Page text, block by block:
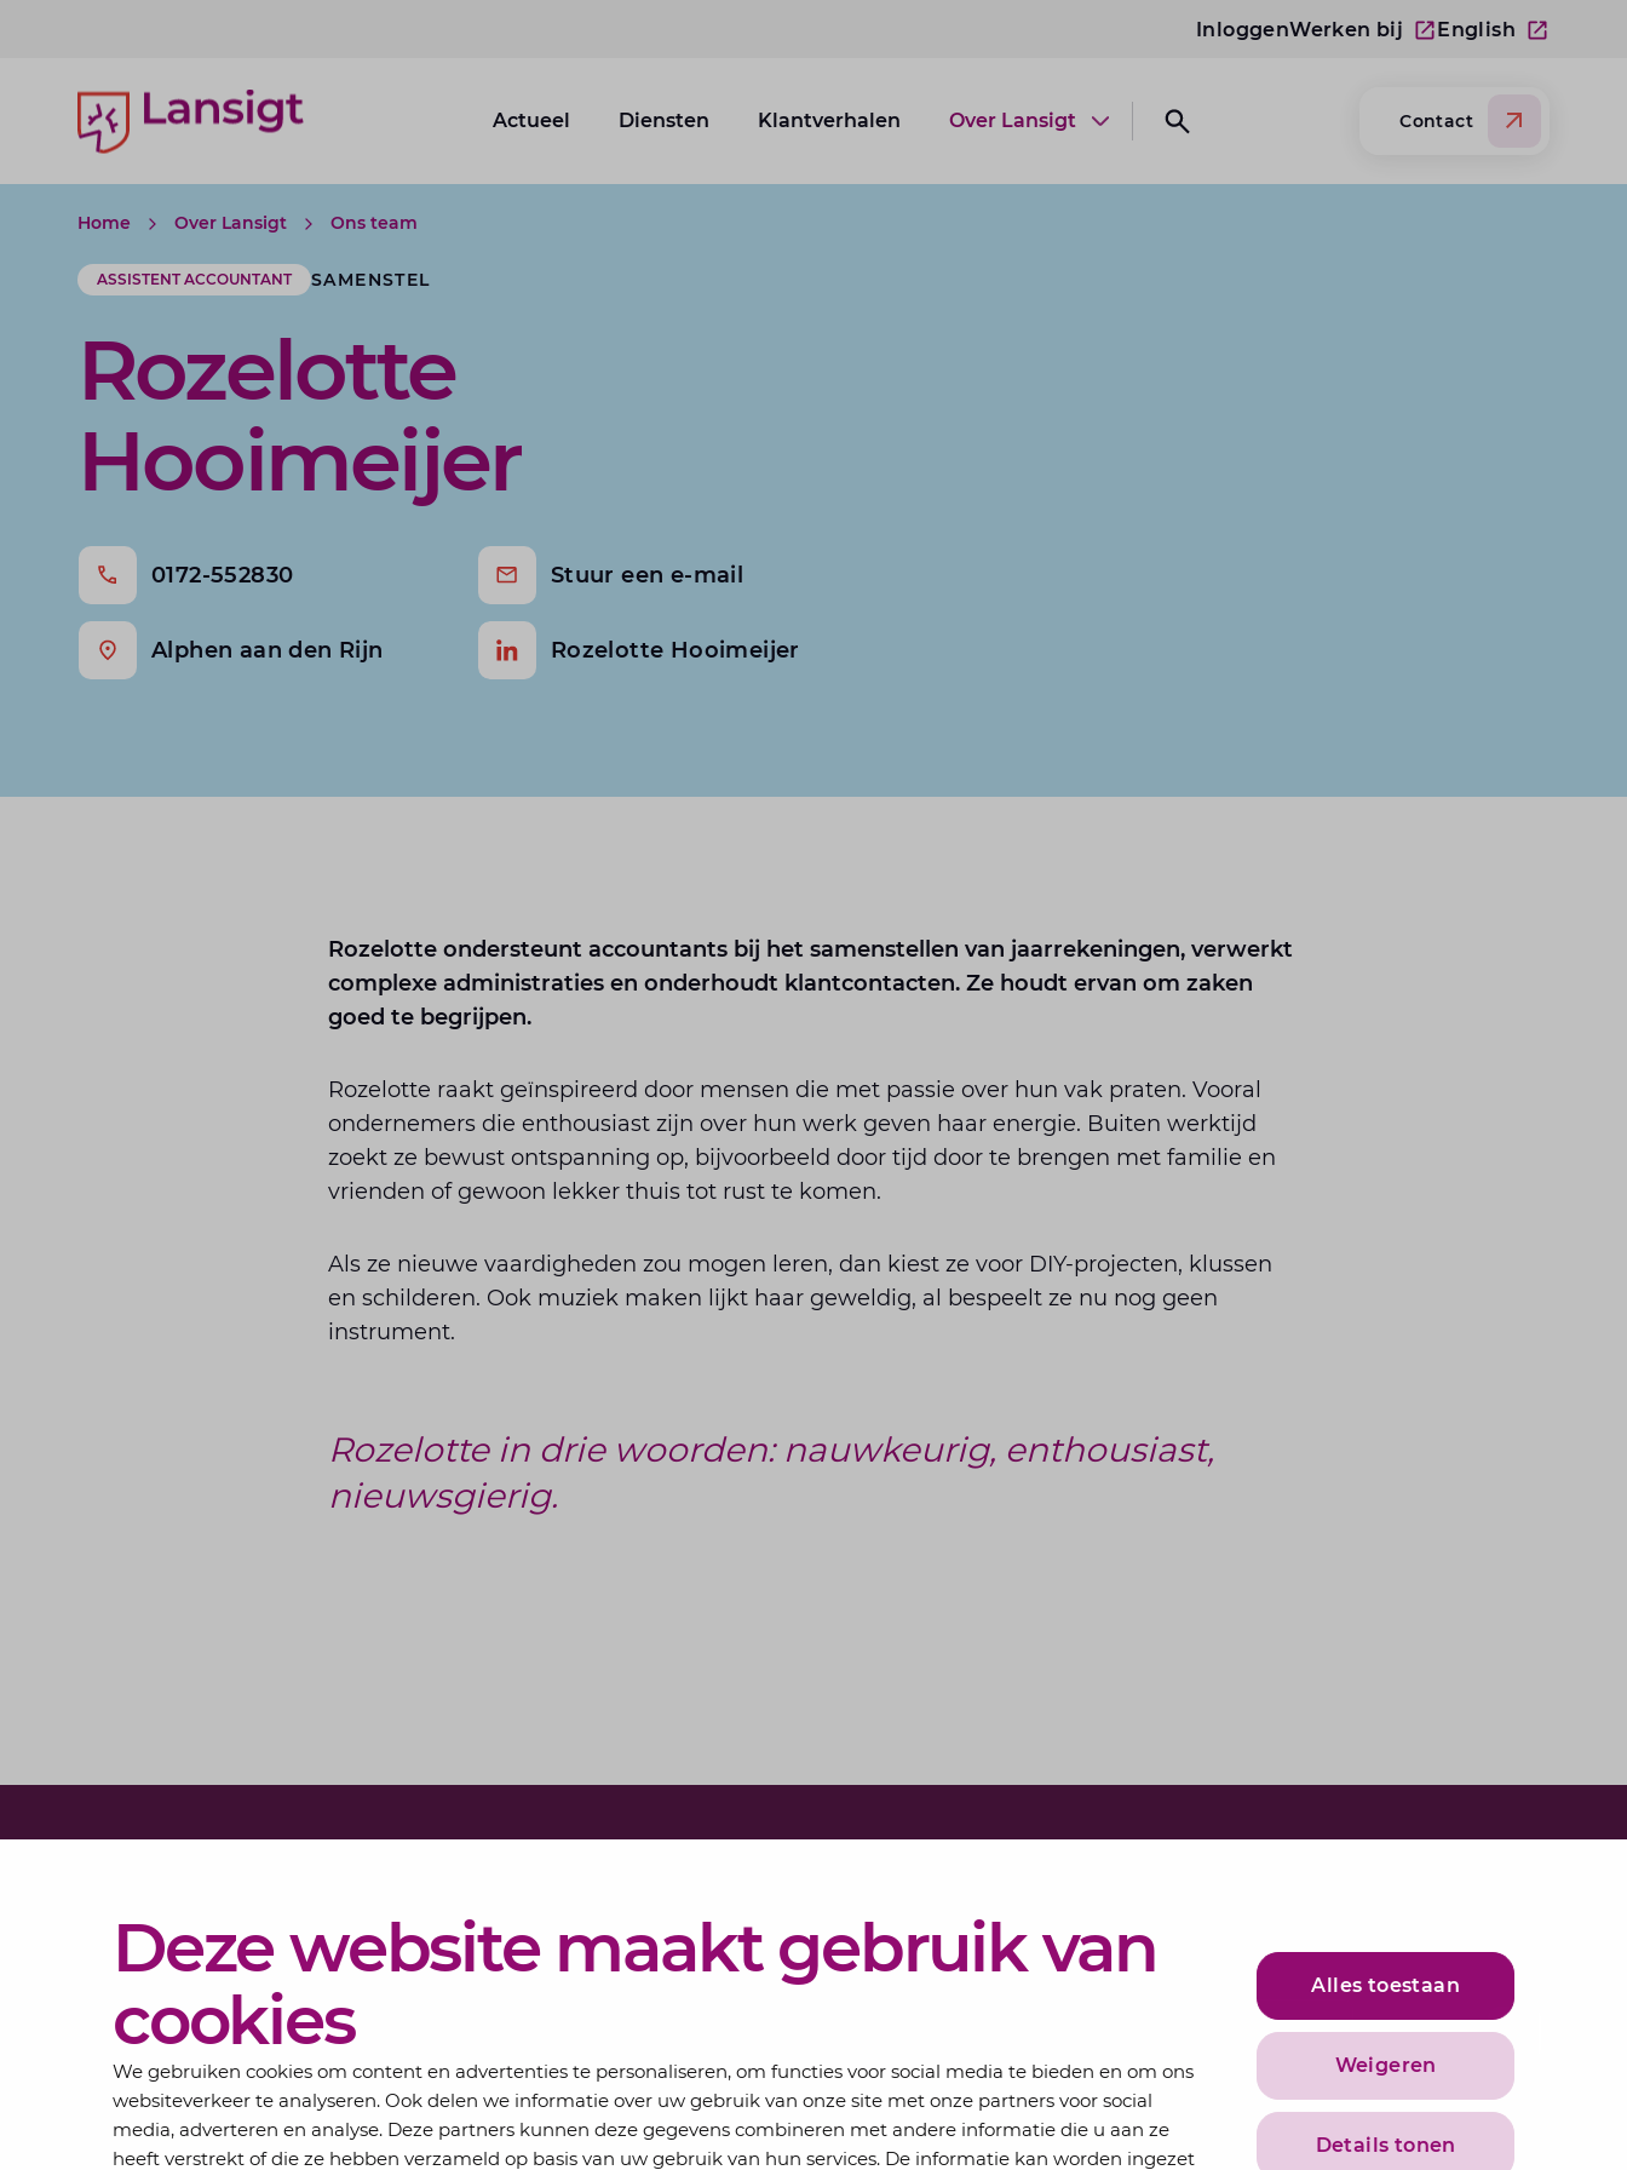
Deze website maakt gebruik van
cookies
We gebruiken cookies om content en advertenties te personaliseren, om functies voor social media te bieden en om ons
websiteverkeer te analyseren. Ook delen we informatie over uw gebruik van onze site met onze partners voor social
media, adverteren en analyse. Deze partners kunnen deze gegevens combineren met andere informatie die u aan ze
heeft verstrekt of die ze hebben verzameld op basis van uw gebruik van hun services. De informatie kan worden ingezet
Alles toestaan
Weigeren
Details tonen
InloggenWerken bij English
Lansigt Accountants logo
Actueel Diensten Klantverhalen Over Lansigt
Open submenu Over Lansigt
Open search website
Contact
Home Over Lansigt Ons team
ASSISTENT ACCOUNTANT SAMENSTEL
Rozelotte
Hooimeijer
0172-552830 Stuur een e-mail
Alphen aan den Rijn Rozelotte Hooimeijer
Rozelotte ondersteunt accountants bij het samenstellen van jaarrekeningen, verwerkt
complexe administraties en onderhoudt klantcontacten. Ze houdt ervan om zaken
goed te begrijpen.
Rozelotte raakt geïnspireerd door mensen die met passie over hun vak praten. Vooral
ondernemers die enthousiast zijn over hun werk geven haar energie. Buiten werktijd
zoekt ze bewust ontspanning op, bijvoorbeeld door tijd door te brengen met familie en
vrienden of gewoon lekker thuis tot rust te komen.
Als ze nieuwe vaardigheden zou mogen leren, dan kiest ze voor DIY-projecten, klussen
en schilderen. Ook muziek maken lijkt haar geweldig, al bespeelt ze nu nog geen
instrument.
Rozelotte in drie woorden: nauwkeurig, enthousiast,
nieuwsgierig.
Actueel
Over
Contact
Elke maand bundelen de adviseurs van Lansigt in de
eSigt het nieuws.
Inschrijven